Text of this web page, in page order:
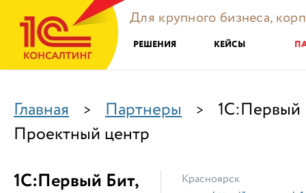
Для крупного бизнеса,
РЕШЕНИЯ КЕЙСЫ
Главная > Партнеры >
1С:Первый
Проектный центр
1С:Первый Бит,
Красноярск